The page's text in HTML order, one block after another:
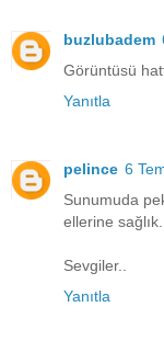
buzlubadem
Görüntüsü
Yanıtla
pelince 6
Sunumuda
ellerine sağlık..
Sevgiler..
Yanıtla